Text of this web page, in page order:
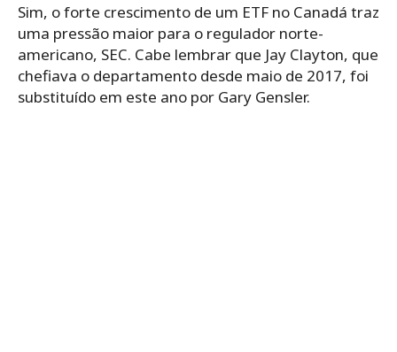
Sim, o forte crescimento de um ETF no Canadá traz
uma pressão maior para o regulador norte-
americano, SEC. Cabe lembrar que Jay Clayton, que
chefiava o departamento desde maio de 2017, foi
substituído em este ano por Gary Gensler.